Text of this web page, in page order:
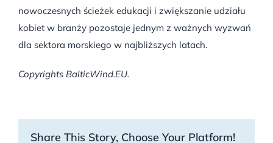
nowoczesnych ścieżek edukacji i zwiększanie udziału
kobiet w branży pozostaje jednym z ważnych wyzwań
dla sektora morskiego w najbliższych latach.
Copyrights BalticWind.EU.
Share This Story, Choose Your Platform!